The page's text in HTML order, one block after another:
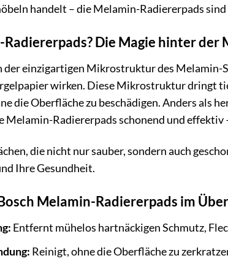
handelt – die Melamin-Radiererpads
Die Magie hinter
der einzigartigen Mikrostruktur des Melamin-
wirken. Diese Mikrostruktur dringt
die Oberfläche zu beschädigen. Anders als
Melamin-Radiererpads schonend und effektiv
die nicht nur sauber, sondern auch
Ihre Gesundheit.
Melamin-Radiererpads im
Entfernt mühelos hartnäckigen Schmutz,
Reinigt, ohne die Oberfläche zu